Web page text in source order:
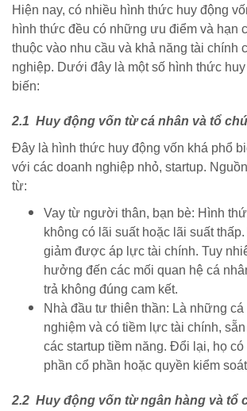
Hiện nay, có nhiều hình thức huy động
hình thức đều có những ưu điểm và hạn
thuộc vào nhu cầu và khả năng tài chính
nghiệp. Dưới đây là một số hình thức
biến:
2.1 Huy động vốn từ cá nhân và tổ
Đây là hình thức huy động vốn khá phổ
với các doanh nghiệp nhỏ, startup.
từ:
Vay từ người thân, bạn bè: Hình
không có lãi suất hoặc lãi suất
giảm được áp lực tài chính. Tuy
hưởng đến các mối quan hệ cá
trả không đúng cam kết.
Nhà đầu tư thiên thần: Là những
nghiệm và có tiềm lực tài chính,
các startup tiềm năng. Đổi lại, họ có
phần cổ phần hoặc quyền kiểm
2.2 Huy động vốn từ ngân hàng và tổ